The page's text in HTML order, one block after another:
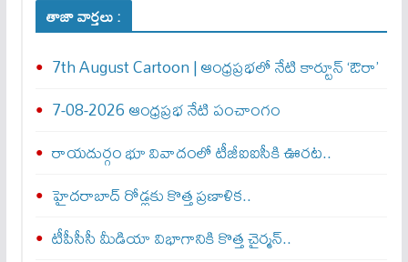
తాజా వార్తలు :
7th August Cartoon | ఆంధ్రప్రభలో నేటి కార్టూన్ ‘ఔరా’
7-08-2026 ఆంధ్రప్రభ నేటి పంచాంగం
రాయదుర్గం భూ వివాదంలో టీజీఐఐసీకి ఊరట..
హైదరాబాద్ రోడ్లకు కొత్త ప్రణాళిక..
టీపీసీసీ మీడియా విభాగానికి కొత్త చైర్మన్..